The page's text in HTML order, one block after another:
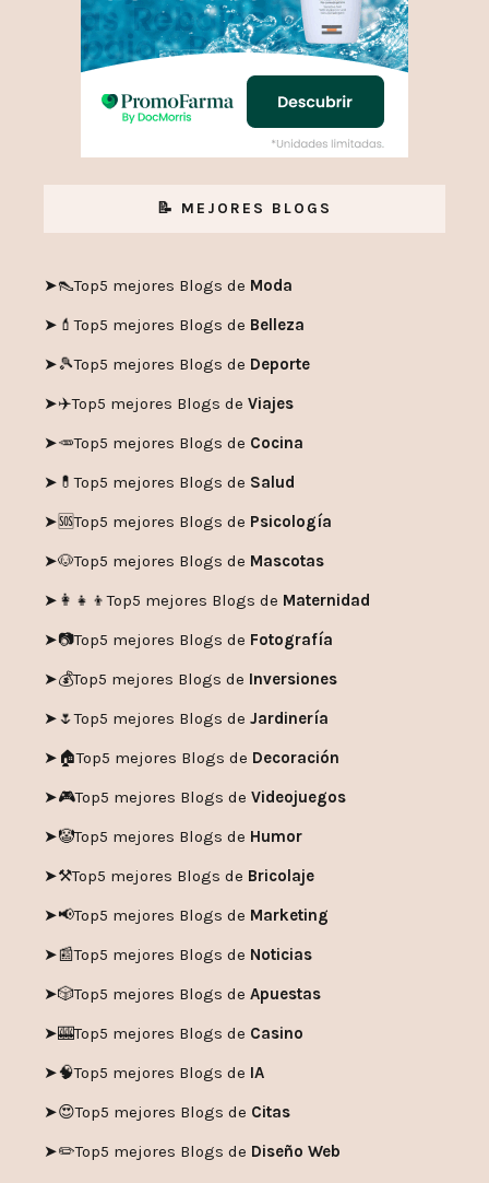
📝 MEJORES BLOGS
➤👠Top5 mejores Blogs de Moda
➤💄Top5 mejores Blogs de Belleza
➤🎾Top5 mejores Blogs de Deporte
➤✈️Top5 mejores Blogs de Viajes
➤🥕Top5 mejores Blogs de Cocina
➤💊Top5 mejores Blogs de Salud
➤🆘Top5 mejores Blogs de Psicología
➤🐶Top5 mejores Blogs de Mascotas
➤👩‍👧‍👦Top5 mejores Blogs de Maternidad
➤📷Top5 mejores Blogs de Fotografía
➤💰Top5 mejores Blogs de Inversiones
➤🌷Top5 mejores Blogs de Jardinería
➤🏠Top5 mejores Blogs de Decoración
➤🎮Top5 mejores Blogs de Videojuegos
➤🤡Top5 mejores Blogs de Humor
➤⚒️Top5 mejores Blogs de Bricolaje
➤📢Top5 mejores Blogs de Marketing
➤📰Top5 mejores Blogs de Noticias
➤🎲Top5 mejores Blogs de Apuestas
➤🎰Top5 mejores Blogs de Casino
➤🧠Top5 mejores Blogs de IA
➤😍Top5 mejores Blogs de Citas
➤✏️Top5 mejores Blogs de Diseño Web